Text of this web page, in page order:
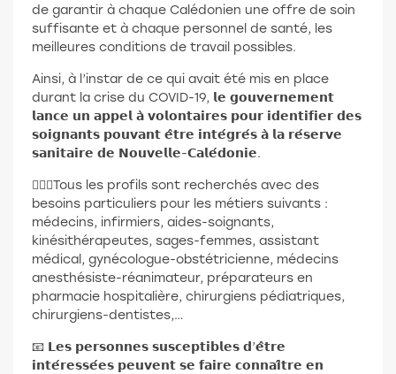
de garantir à chaque Calédonien une offre de soin
suffisante et à chaque personnel de santé, les
meilleures conditions de travail possibles.
Ainsi, à l’instar de ce qui avait été mis en place
durant la crise du COVID-19, 𝗹𝗲 𝗴𝗼𝘂𝘃𝗲𝗿𝗻𝗲𝗺𝗲𝗻𝘁
𝗹𝗮𝗻𝗰𝗲 𝘂𝗻 𝗮𝗽𝗽𝗲𝗹 𝗮̀ 𝘃𝗼𝗹𝗼𝗻𝘁𝗮𝗶𝗿𝗲𝘀 𝗽𝗼𝘂𝗿 𝗶𝗱𝗲𝗻𝘁𝗶𝗳𝗶𝗲𝗿 𝗱𝗲𝘀
𝘀𝗼𝗶𝗴𝗻𝗮𝗻𝘁𝘀 𝗽𝗼𝘂𝘃𝗮𝗻𝘁 𝗲̂𝘁𝗿𝗲 𝗶𝗻𝘁𝗲́𝗴𝗿𝗲́𝘀 𝗮̀ 𝗹𝗮 𝗿𝗲́𝘀𝗲𝗿𝘃𝗲
𝘀𝗮𝗻𝗶𝘁𝗮𝗶𝗿𝗲 𝗱𝗲 𝗡𝗼𝘂𝘃𝗲𝗹𝗹𝗲-𝗖𝗮𝗹𝗲́𝗱𝗼𝗻𝗶𝗲.
🧑🏽‍⚕️Tous les profils sont recherchés avec des
besoins particuliers pour les métiers suivants :
médecins, infirmiers, aides-soignants,
kinésithérapeutes, sages-femmes, assistant
médical, gynécologue-obstétricienne, médecins
anesthésiste-réanimateur, préparateurs en
pharmacie hospitalière, chirurgiens pédiatriques,
chirurgiens-dentistes,…
📧 𝗟𝗲𝘀 𝗽𝗲𝗿𝘀𝗼𝗻𝗻𝗲𝘀 𝘀𝘂𝘀𝗰𝗲𝗽𝘁𝗶𝗯𝗹𝗲𝘀 𝗱’𝗲̂𝘁𝗿𝗲
𝗶𝗻𝘁𝗲́𝗿𝗲𝘀𝘀𝗲́𝗲𝘀 𝗽𝗲𝘂𝘃𝗲𝗻𝘁 𝘀𝗲 𝗳𝗮𝗶𝗿𝗲 𝗰𝗼𝗻𝗻𝗮𝗶̂𝘁𝗿𝗲 𝗲𝗻